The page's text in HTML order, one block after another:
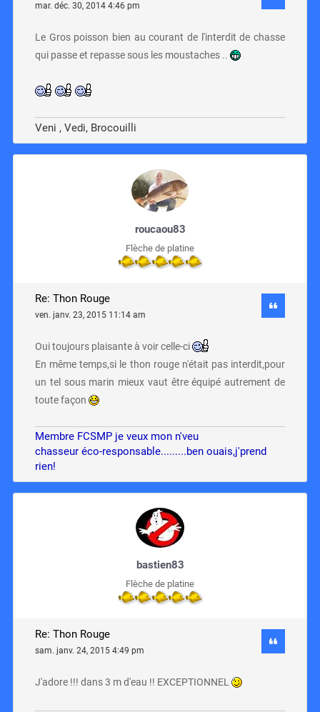
mar. déc. 30, 2014 4:46 pm
Le Gros poisson bien au courant de l'interdit de chasse
qui passe et repasse sous les moustaches ..
Veni , Vedi, Brocouilli
roucaou83
Flèche de platine
Re: Thon Rouge
ven. janv. 23, 2015 11:14 am
Oui toujours plaisante à voir celle-ci
En même temps,si le thon rouge n'était pas interdit,pour
un tel sous marin mieux vaut être équipé autrement de
toute façon
Membre FCSMP je veux mon n'veu
chasseur éco-responsable.........ben ouais,j'prend
rien!
bastien83
Flèche de platine
Re: Thon Rouge
sam. janv. 24, 2015 4:49 pm
J'adore !!! dans 3 m d'eau !! EXCEPTIONNEL